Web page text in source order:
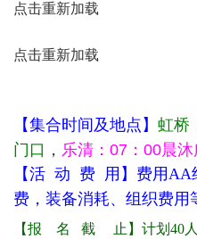
点击重新加载
点击重新加载
【集合时间及地点】 虹桥
门口 ， 乐清：07：00晨
【活 动 费 用】费用AA
费，装备消耗、组织费用
【报 名 截 止】计划40人